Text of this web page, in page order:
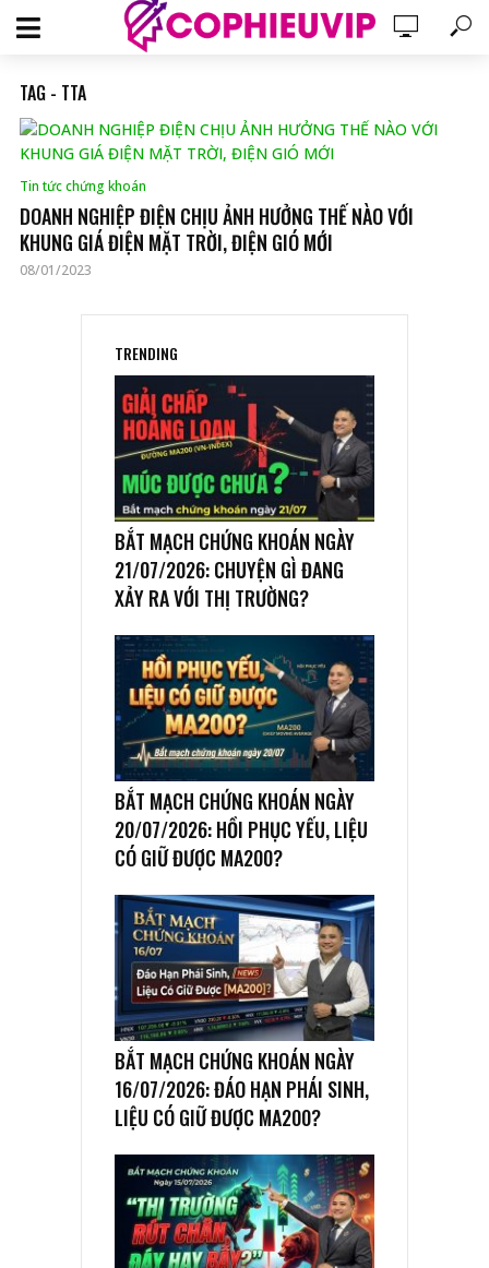
TAG - TTA
Tin tức chứng khoán
DOANH NGHIỆP ĐIỆN CHỊU ẢNH HƯỞNG THẾ NÀO VỚI
KHUNG GIÁ ĐIỆN MẶT TRỜI, ĐIỆN GIÓ MỚI
08/01/2023
TRENDING
BẮT MẠCH CHỨNG KHOÁN NGÀY
21/07/2026: CHUYỆN GÌ ĐANG
XẢY RA VỚI THỊ TRƯỜNG?
BẮT MẠCH CHỨNG KHOÁN NGÀY
20/07/2026: HỒI PHỤC YẾU, LIỆU
CÓ GIỮ ĐƯỢC MA200?
BẮT MẠCH CHỨNG KHOÁN NGÀY
16/07/2026: ĐÁO HẠN PHÁI SINH,
LIỆU CÓ GIỮ ĐƯỢC MA200?